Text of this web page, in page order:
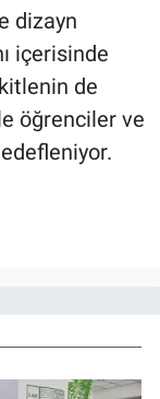
dizayn
içerisinde
de
öğrenciler ve